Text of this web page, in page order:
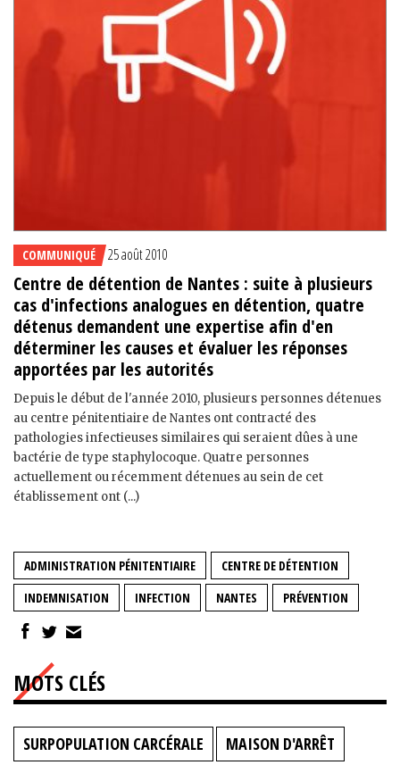
COMMUNIQUÉ 25 août 2010
Centre de détention de Nantes : suite à plusieurs
cas d'infections analogues en détention, quatre
détenus demandent une expertise afin d'en
déterminer les causes et évaluer les réponses
apportées par les autorités
Depuis le début de l'année 2010, plusieurs personnes détenues
au centre pénitentiaire de Nantes ont contracté des
pathologies infectieuses similaires qui seraient dûes à une
bactérie de type staphylocoque. Quatre personnes
actuellement ou récemment détenues au sein de cet
établissement ont (...)
ADMINISTRATION PÉNITENTIAIRE
CENTRE DE DÉTENTION
INDEMNISATION
INFECTION NANTES PRÉVENTION
MOTS CLÉS
SURPOPULATION CARCÉRALE MAISON D'ARRÊT